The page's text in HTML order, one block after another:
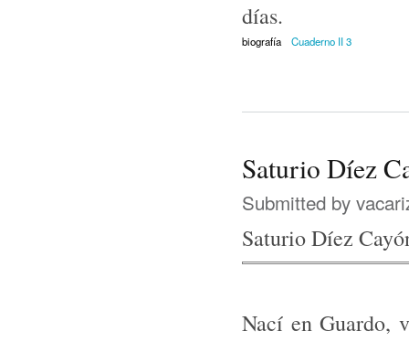
días.
biografía Cuaderno II 3
Saturio Díez
Submitted by
Saturio Díez
Nací en Guardo,